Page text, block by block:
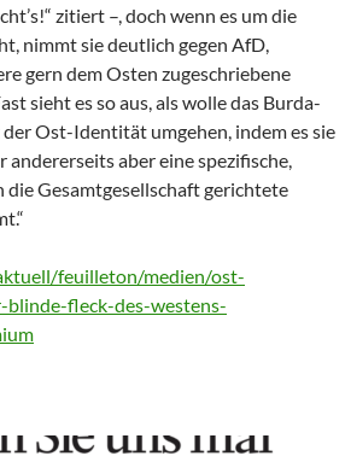
zitiert –, doch wenn es um die
nimmt sie deutlich gegen AfD,
gern dem Osten zugeschriebene
sieht es so aus, als wolle das Burda-
Ost-Identität umgehen, indem es sie
aber eine spezifische,
die Gesamtgesellschaft gerichtete
feuilleton/medien/ost-
fleck-des-westens-